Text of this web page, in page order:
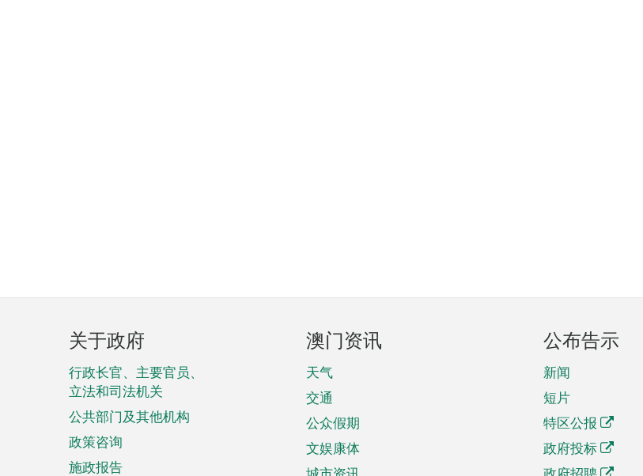
页
脚
菜
单
关于政府
行政长官、主要官员、
立法和司法机关
公共部门及其他机构
政策咨询
施政报告
澳门资讯
天气
交通
公众假期
文娱康体
公布告示
新闻
短片
特区公报
政府投标